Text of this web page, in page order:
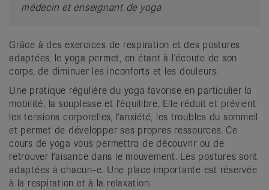
médecin et enseignant de yoga
Grâce à des exercices de respiration et des postures
adaptées, le yoga permet, en étant à l'écoute de son
corps, de diminuer les inconforts et les douleurs.
Une pratique régulière du yoga favorise en particulier la
mobilité, la souplesse et l'équilibre. Elle réduit et prévient
les tensions corporelles, l'anxiété, les troubles du sommeil
et permet de développer ses propres ressources. Ce
cours de yoga vous permettra de découvrir ou de
retrouver l'aisance dans le mouvement. Les postures sont
adaptées à chacun-e. Une place importante est réservée
à la respiration et à la relaxation.